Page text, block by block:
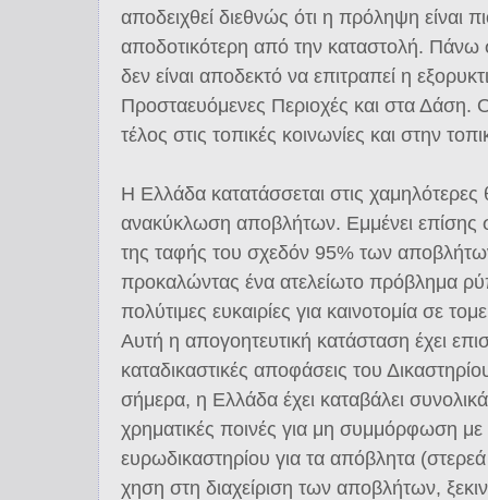
αποδειχθεί διεθνώς ότι η πρόληψη είναι
αποδοτικότερη από την καταστολή. Πάνω
δεν είναι αποδεκτό να επιτραπεί η
Προσταευόμενες Περιοχές και στα Δάση.
τέλος στις τοπικές κοινωνίες και στην
Η Ελλάδα κατατάσσεται στις
ανακύκλωση αποβλήτων. Εμμένει επίσης
της ταφής του σχεδόν 95% των
προκαλώντας ένα ατελείωτο πρόβλημα
πολύτιμες ευκαιρίες για καινοτομία σε
Αυτή η απογοητευτική κατάσταση έχει
καταδικαστικές αποφάσεις του
σήμερα, η Ελλάδα έχει καταβάλει
χρηματικές ποινές για μη συμμόρφωση
ευρωδικαστηρίου για τα απόβλητα
χη­ση στη δια­χεί­ρι­ση των α­πο­βλή­των,